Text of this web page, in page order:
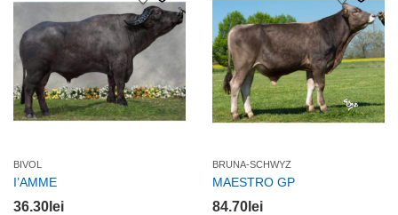
BIVOL
I’AMME
36.30 lei
BRUNA-SCHWYZ
MAESTRO GP
84.70 lei